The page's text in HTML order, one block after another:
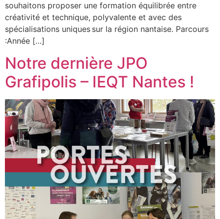
souhaitons proposer une formation équilibrée entre
créativité et technique, polyvalente et avec des
spécialisations uniques sur la région nantaise. Parcours
:Année […]
Notre dernière JPO
Grafipolis – IEQT Nantes !